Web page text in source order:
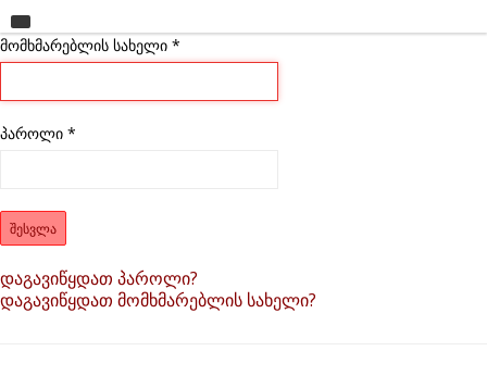
მთავარი
საგანმანათლებლო ერთეულები
კვლევა
კონტაქტი
მომხმარებლის სახელი *
პაროლი *
ᲨᲔᲡᲕᲚᲐ
დაგავიწყდათ პაროლი?
დაგავიწყდათ მომხმარებლის სახელი?